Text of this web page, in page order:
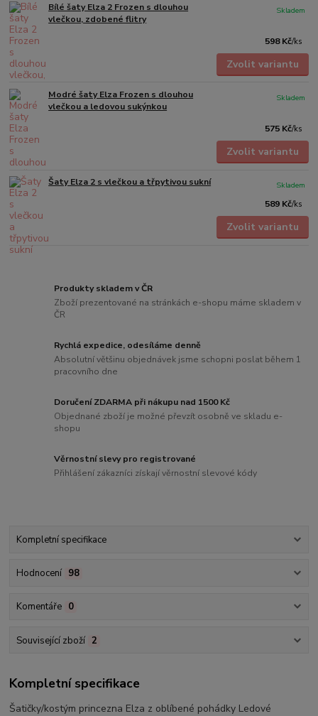
Bílé šaty Elza 2 Frozen s dlouhou
vlečkou, zdobené flitry
598 Kč/ks
Skladem
Zvolit variantu
Modré šaty Elza Frozen s dlouhou
vlečkou a ledovou sukýnkou
575 Kč/ks
Skladem
Zvolit variantu
Šaty Elza 2 s vlečkou a třpytivou sukní
589 Kč/ks
Skladem
Zvolit variantu
Produkty skladem v ČR
Zboží prezentované na stránkách e-shopu máme skladem v
ČR
Rychlá expedice, odesíláme denně
Absolutní většinu objednávek jsme schopni poslat během 1
pracovního dne
Doručení ZDARMA při nákupu nad 1500 Kč
Objednané zboží je možné převzít osobně ve skladu e-
shopu
Věrnostní slevy pro registrované
Přihlášení zákazníci získají věrnostní slevové kódy
Kompletní specifikace
Hodnocení 98
Komentáře 0
Související zboží 2
Kompletní specifikace
Šatičky/kostým princezna Elza z oblíbené pohádky Ledové